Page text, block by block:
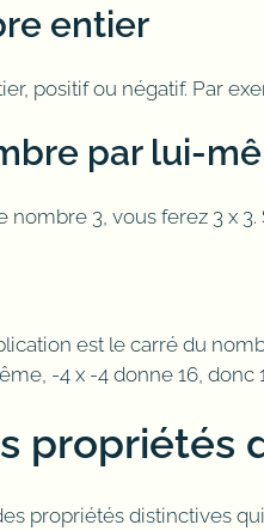
entier
positif ou négatif. Par
par lui-
nombre 3, vous ferez 3 x
est le carré du
-4 x -4 donne 16, donc
propriétés
propriétés distinctives